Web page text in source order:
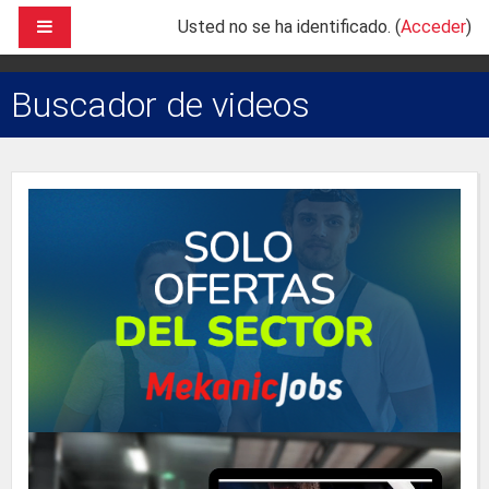
Salta al contenido principal
Usted no se ha identificado. (Acceder)
Buscador de videos